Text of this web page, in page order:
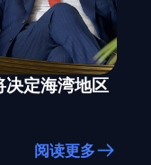
定海湾地区
阅读更多